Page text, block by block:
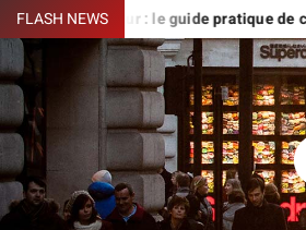
Skip
to
content
FLASH NEWS: le guide pratique de câblage